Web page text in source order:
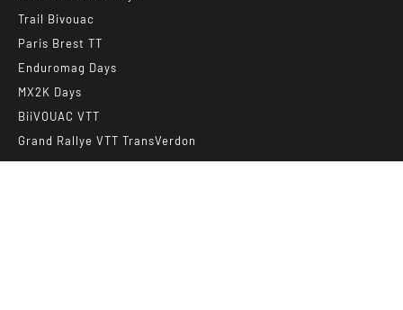
Trail Bivouac
Paris Brest TT
Enduromag Days
MX2K Days
BiiVOUAC VTT
Grand Rallye VTT TransVerdon